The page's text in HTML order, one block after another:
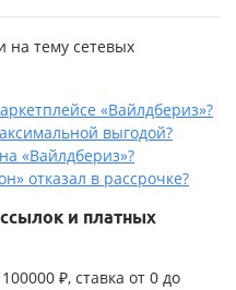
на тему сетевых
«Вайлдбериз»?
выгодой?
«Вайлдбериз»?
отказал в рассрочке?
и платных
₽, ставка от 0 до